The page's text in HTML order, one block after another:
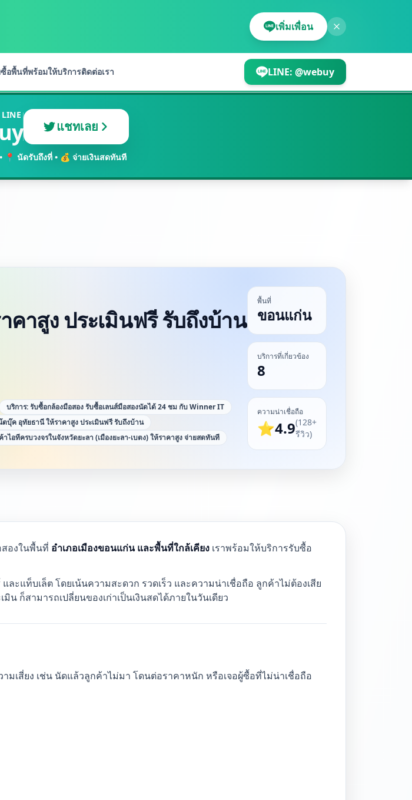
เพิ่มเพื่อน
อพื้นที่พร้อมให้บริการติดต่อเรา LINE: @webuy
แชทเลย
📍 นัดรับถึงที่ • 💰 จ่ายเงินสดทันที
าสูง ประเมินฟรี รับถึงบ้าน
บริการ:รับซื้อกล้องมือสอง รับซื้อเลนส์มือสองนัดได้ 24 ชม กับ Winner IT
บุ๊ค อุทัยธานี ให้ราคาสูง ประเมินฟรี รับถึงบ้าน
ไอทีครบวงจรในจังหวัดยะลา (เมืองยะลา-เบตง) ให้ราคาสูง จ่ายสดทันที
พื้นที่
ขอนแก่น
บริการที่เกี่ยวข้อง
8
ความน่าเชื่อถือ
⭐4.9(128+
รีวิว)
องในพื้นที่ อำเภอเมืองขอนแก่น และพื้นที่ใกล้เคียง เราพร้อมให้บริการรับซื้อ
แท็บเล็ต โดยเน้นความสะดวก รวดเร็ว และความน่าเชื่อถือ ลูกค้าไม่ต้องเสีย
น ก็สามารถเปลี่ยนของเก่าเป็นเงินสดได้ภายในวันเดียว
เสี่ยง เช่น นัดแล้วลูกค้าไม่มา โดนต่อราคาหนัก หรือเจอผู้ซื้อที่ไม่น่าเชื่อถือ